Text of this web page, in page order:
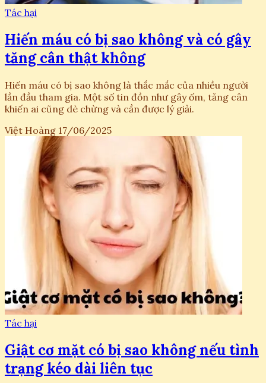
Tác hại
Hiến máu có bị sao không và có gây
tăng cân thật không
Hiến máu có bị sao không là thắc mắc của nhiều người
lần đầu tham gia. Một số tin đồn như gây ốm, tăng cân
khiến ai cũng dè chừng và cần được lý giải.
Việt Hoàng 17/06/2025
Tác hại
Giật cơ mặt có bị sao không nếu tình
trạng kéo dài liên tục